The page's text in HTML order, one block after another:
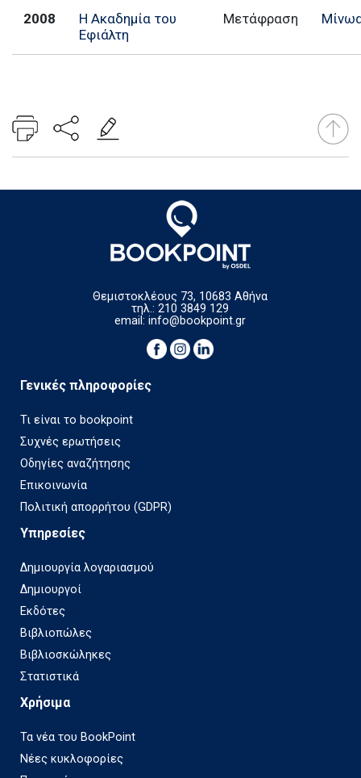
2008
Η Ακαδημία του
Εφιάλτη
Μετάφραση
Θεμιστοκλέους 73, 10683 Αθήνα
τηλ.: 210 3849 129
email:info@bookpoint.gr
Γενικές πληροφορίες
Τι είναι το bookpoint
Συχνές ερωτήσεις
Οδηγίες αναζήτησης
Επικοινωνία
Πολιτική απορρήτου (GDPR)
Υπηρεσίες
Δημιουργία λογαριασμού
Δημιουργοί
Εκδότες
Βιβλιοπώλες
Βιβλιοσκώληκες
Στατιστικά
Χρήσιμα
Τα νέα του BookPoint
Νέες κυκλοφορίες